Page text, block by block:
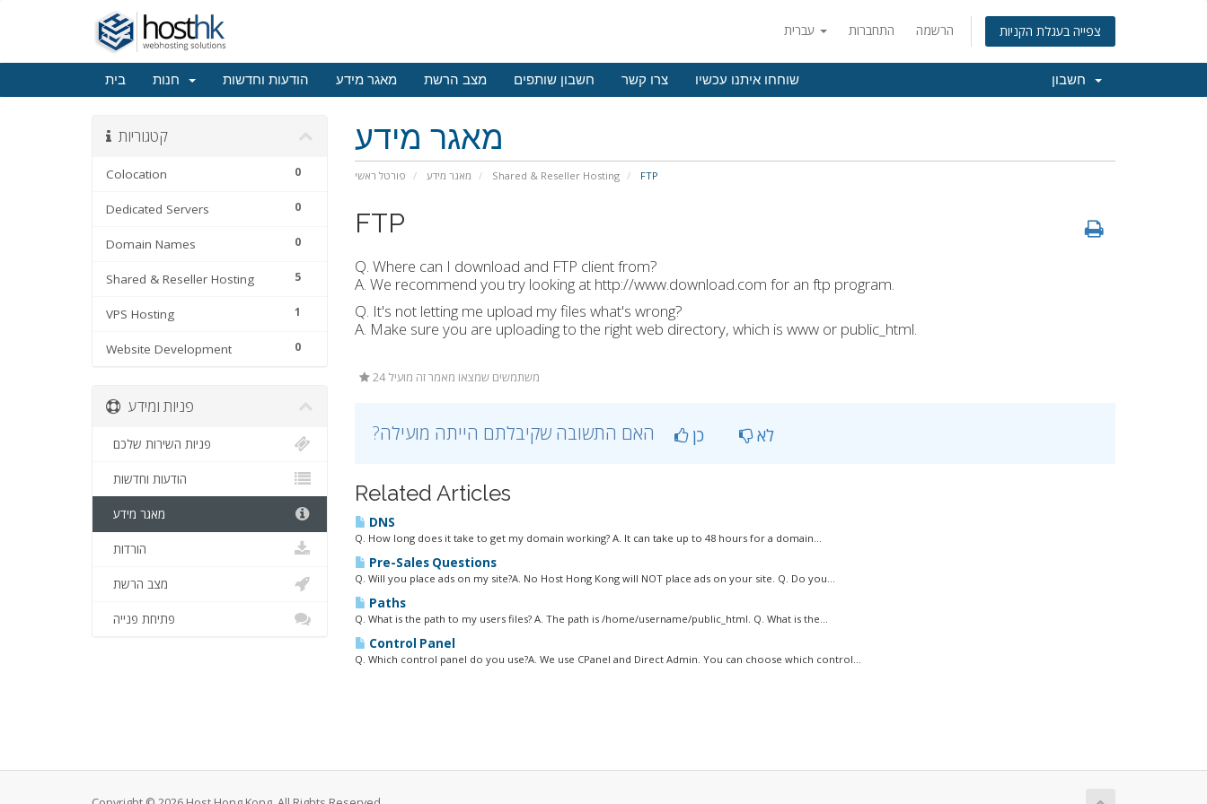
התחברות הרשמה צפייה בעגלת הקניות
בית הודעות וחדשות מאגר מידע מצב הרשת חשבון שותפים צרו קשר שוחחו איתנו עכשיו
מאגר מידע
פורטל ראשי מאגר מידע Shared & Reseller Hosting FTP
קטגוריות
0
Colocation
0
Dedicated Servers
0
Domain Names
5
Shared & Reseller Hosting
1
VPS Hosting
0
Website Development
FTP
Q. Where can I download and FTP client from?
A. We recommend you try looking at http://www.download.com for an ftp program.
Q. It's not letting me upload my files what's wrong?
A. Make sure you are uploading to the right web directory, which is www or public_html.
24 משתמשים שמצאו מאמר זה מועיל
כן לא
Related Articles
DNS
Q. How long does it take to get my domain working? A. It can take up to 48 hours for a domain...
Pre-Sales Questions
Q. Will you place ads on my site?A. No Host Hong Kong will NOT place ads on your site. Q. Do you...
Paths
Q. What is the path to my users files? A. The path is /home/username/public_html. Q. What is the...
Control Panel
Q. Which control panel do you use?A. We use CPanel and Direct Admin. You can choose which control...
פניות ומידע
פניות השירות שלכם
הודעות וחדשות
מאגר מידע
הורדות
מצב הרשת
פתיחת פנייה